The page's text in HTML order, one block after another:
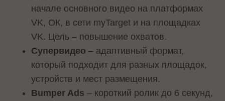
начале основного видео на платформах
VK, ОК, в сети myTarget и на площадках
VK. Цель – повышение охватов.
Супервидео – адаптивный формат,
который подходит для разных площадок,
устройств и мест размещения.
Bumper Ads – короткий ролик до 6 секунд,